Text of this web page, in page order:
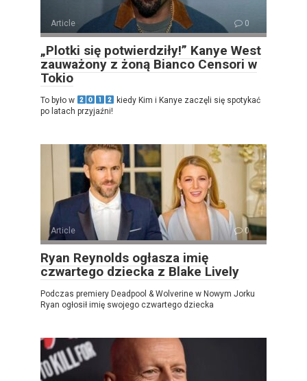
Article 0
„Plotki się potwierdziły!” Kanye West
zauważony z żoną Bianco Censori w
Tokio
To było w
kiedy Kim i Kanye zaczęli się spotykać
po latach przyjaźni!
Article 0
Ryan Reynolds ogłasza imię
czwartego dziecka z Blake Lively
Podczas premiery Deadpool & Wolverine w Nowym Jorku
Ryan ogłosił imię swojego czwartego dziecka